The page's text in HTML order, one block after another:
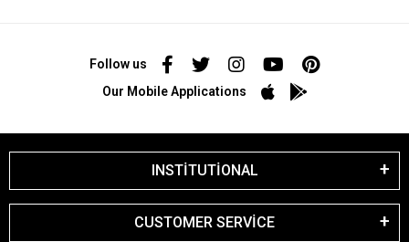
Follow us
Our Mobile Applications
INSTİTUTİONAL
CUSTOMER SERVİCE